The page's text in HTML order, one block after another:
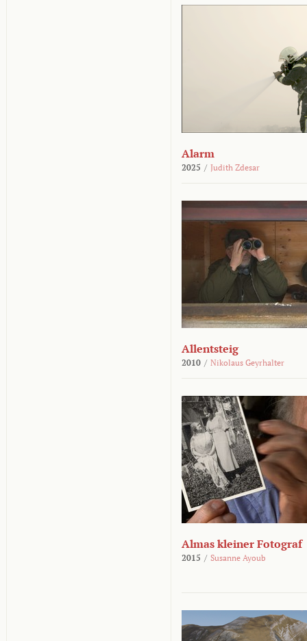
Alarm
2025 / Judith Zdesar
Allentsteig
2010 / Nikolaus Geyrhalter
Almas kleiner Fotograf
2015 / Susanne Ayoub